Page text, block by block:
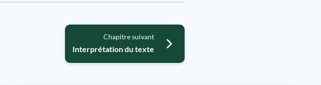
Chapitre suivant
Interprétation du texte